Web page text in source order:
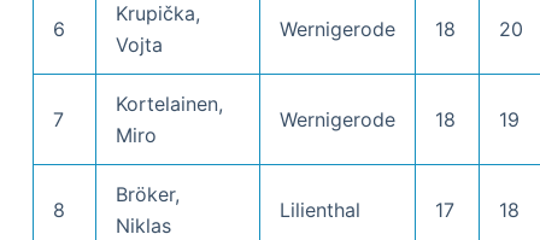
6
Krupička,
Vojta
Wernigerode 18 20
7
Kortelainen,
Miro
Wernigerode 18 19
8
Bröker,
Niklas
Lilienthal 17 18